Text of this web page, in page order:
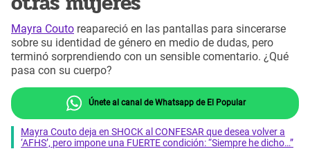
Mayra Couto reapareció en las pantallas para sincerarse
sobre su identidad de género en medio de dudas, pero
terminó sorprendiendo con un sensible comentario. ¿Qué
pasa con su cuerpo?
Únete al canal de Whatsapp de El Popular
Mayra Couto deja en SHOCK al CONFESAR que desea volver a
‘AFHS’, pero impone una FUERTE condición: “Siempre he dicho…”